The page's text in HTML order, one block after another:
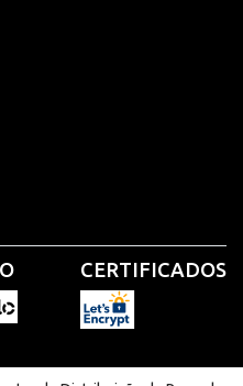
CERTIFICADOS